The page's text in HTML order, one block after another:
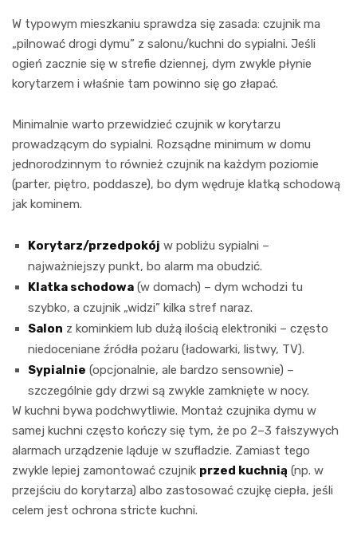
W typowym mieszkaniu sprawdza się zasada: czujnik ma
„pilnować drogi dymu” z salonu/kuchni do sypialni. Jeśli
ogień zacznie się w strefie dziennej, dym zwykle płynie
korytarzem i właśnie tam powinno się go złapać.
Minimalnie warto przewidzieć czujnik w korytarzu
prowadzącym do sypialni. Rozsądne minimum w domu
jednorodzinnym to również czujnik na każdym poziomie
(parter, piętro, poddasze), bo dym wędruje klatką schodową
jak kominem.
Korytarz/przedpokój w pobliżu sypialni –
najważniejszy punkt, bo alarm ma obudzić.
Klatka schodowa (w domach) – dym wchodzi tu
szybko, a czujnik „widzi” kilka stref naraz.
Salon z kominkiem lub dużą ilością elektroniki – często
niedoceniane źródła pożaru (ładowarki, listwy, TV).
Sypialnie (opcjonalnie, ale bardzo sensownie) –
szczególnie gdy drzwi są zwykle zamknięte w nocy.
W kuchni bywa podchwytliwie. Montaż czujnika dymu w
samej kuchni często kończy się tym, że po 2–3 fałszywych
alarmach urządzenie ląduje w szufladzie. Zamiast tego
zwykle lepiej zamontować czujnik przed kuchnią (np. w
przejściu do korytarza) albo zastosować czujkę ciepła, jeśli
celem jest ochrona stricte kuchni.